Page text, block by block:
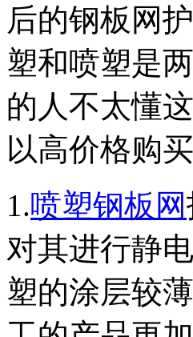
后的钢板网
塑和喷塑是
的人不太懂
以高价格购
1.喷塑钢板网
对其进行静
塑的涂层较